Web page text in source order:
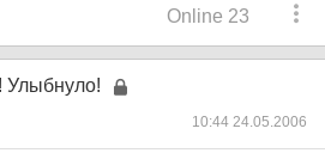
Online 23
Улыбнуло!
10:44 24.05.2006